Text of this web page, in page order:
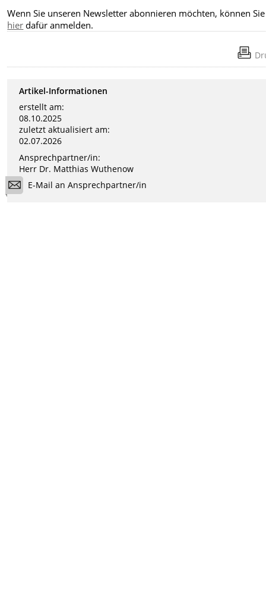
Wenn Sie unseren Newsletter abonnieren möchten, können
hier dafür anmelden.
Artikel-Informationen
erstellt am:
08.10.2025
zuletzt aktualisiert am:
02.07.2026
Ansprechpartner/in:
Herr Dr. Matthias Wuthenow
E-Mail an Ansprechpartner/in